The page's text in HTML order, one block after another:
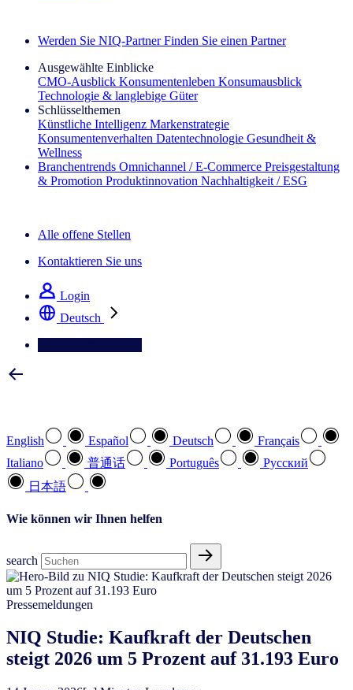
Werden Sie NIQ-Partner Finden Sie einen Partner
Ausgewählte Einblicke
CMO‑Ausblick Konsumentenleben Konsumausblick
Technologie & langlebige Güter
Schlüsselthemen
Künstliche Intelligenz Markenstrategie
Konsumentenverhalten Datentechnologie Gesundheit &
Wellness
Branchentrends Omnichannel / E‑Commerce Preisgestaltung
& Promotion Produktinnovation Nachhaltigkeit / ESG
Alle offene Stellen
Kontaktieren Sie uns
Login
Deutsch
English Español Deutsch
Français
Italiano
普通话 Português
Pусский
日本語
Wie können wir Ihnen helfen
search
Pressemeldungen
NIQ Studie: Kaufkraft der Deutschen
steigt 2026 um 5 Prozent auf 31.193 Euro